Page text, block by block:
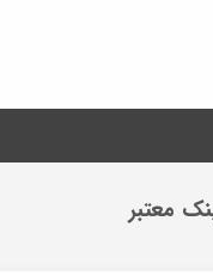
معتبر